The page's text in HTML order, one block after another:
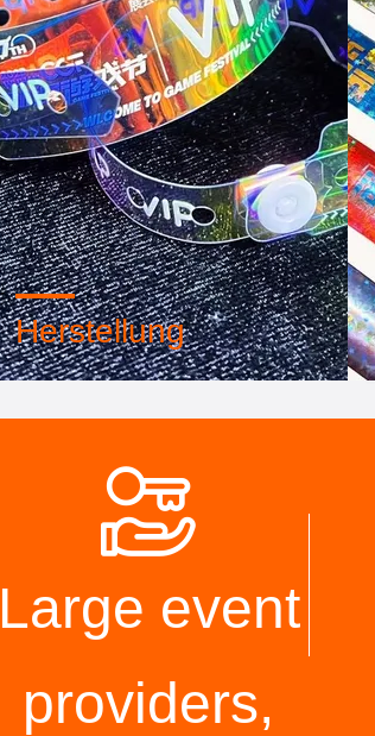
Herstellung
Maschinen, streng
Wir können alle elektrischen
Endgeräte herstellen, die Sie
Large event
providers,